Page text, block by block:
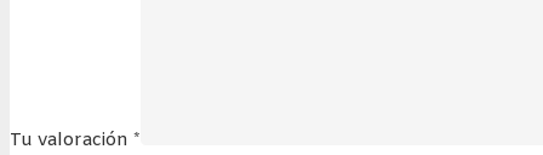
Tu valoración *